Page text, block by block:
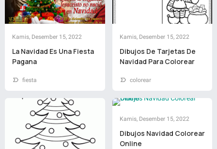
Kamis, Desember 15, 2022
La Navidad Es Una Fiesta
Pagana
fiesta
Kamis, Desember 15, 2022
Dibujos De Tarjetas De
Navidad Para Colorear
colorear
Kamis, Desember 15, 2022
Dibujos Navidad Colorear
Online